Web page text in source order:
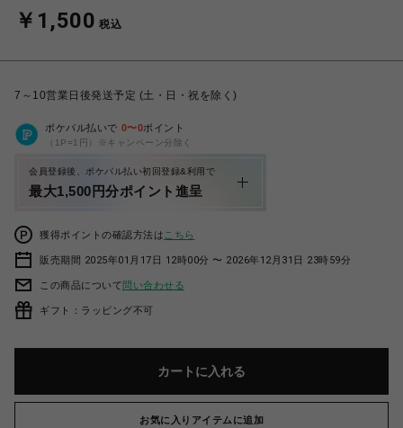
￥1,500 税込
7～10営業日後発送予定 (土・日・祝を除く)
ポケパル払いで 0〜0ポイント
（1P=1円）※キャンペーン分除く
会員登録後、ポケパル払い初回登録&利用で
最大1,500円分ポイント進呈
獲得ポイントの確認方法は こちら
販売期間 2025年01月17日 12時00分 〜 2026年12月31日 23時59分
この商品について問い合わせる
ギフト：ラッピング不可
カートに入れる
お気に入りアイテムに追加